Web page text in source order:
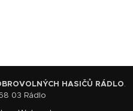
HASIČŮ RÁDLO.
03 Rádlo